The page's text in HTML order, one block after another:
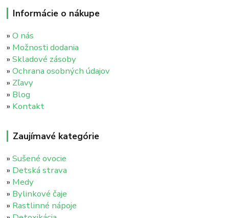
Informácie o nákupe
»O nás
» Možnosti dodania
»Skladové zásoby
»Ochrana osobných údajov
» Zľavy
» Blog
» Kontakt
Zaujímavé kategórie
»Sušené ovocie
» Detská strava
» Medy
» Bylinkové čaje
» Rastlinné nápoje